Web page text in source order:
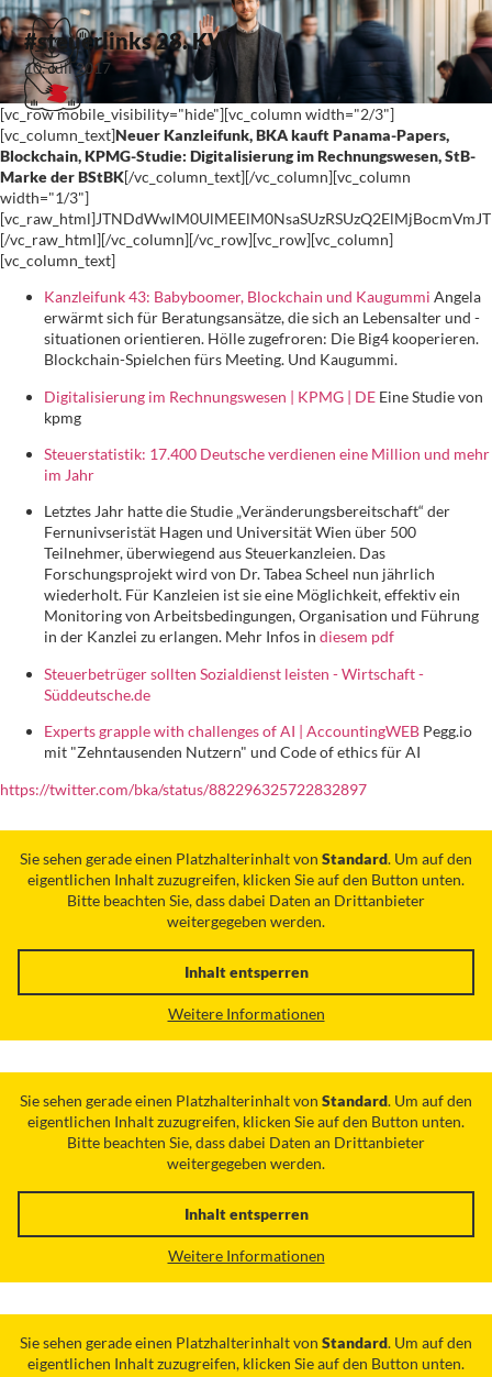
#steuerlinks 28. KW
10. Juli 2017
[vc_row mobile_visibility="hide"][vc_column width="2/3"]
[vc_column_text]Neuer Kanzleifunk, BKA kauft Panama-Papers,
Blockchain, KPMG-Studie: Digitalisierung im Rechnungswesen, StB-
Marke der BStBK[/vc_column_text][/vc_column][vc_column
width="1/3"]
[/vc_raw_html][/vc_column][/vc_row][vc_row][vc_column]
[vc_column_text]
Kanzleifunk 43: Babyboomer, Blockchain und Kaugummi Angela
erwärmt sich für Beratungsansätze, die sich an Lebensalter und -
situationen orientieren. Hölle zugefroren: Die Big4 kooperieren.
Blockchain-Spielchen fürs Meeting. Und Kaugummi.
Digitalisierung im Rechnungswesen | KPMG | DE Eine Studie von
kpmg
Steuerstatistik: 17.400 Deutsche verdienen eine Million und mehr
im Jahr
Letztes Jahr hatte die Studie „Veränderungsbereitschaft“ der
Fernunivseristät Hagen und Universität Wien über 500
Teilnehmer, überwiegend aus Steuerkanzleien. Das
Forschungsprojekt wird von Dr. Tabea Scheel nun jährlich
wiederholt. Für Kanzleien ist sie eine Möglichkeit, effektiv ein
Monitoring von Arbeitsbedingungen, Organisation und Führung
in der Kanzlei zu erlangen. Mehr Infos in diesem pdf
Steuerbetrüger sollten Sozialdienst leisten - Wirtschaft -
Süddeutsche.de
Experts grapple with challenges of AI | AccountingWEB Pegg.io
mit "Zehntausenden Nutzern" und Code of ethics für AI
https://twitter.com/bka/status/882296325722832897
Sie sehen gerade einen Platzhalterinhalt von Standard. Um auf den
eigentlichen Inhalt zuzugreifen, klicken Sie auf den Button unten.
Bitte beachten Sie, dass dabei Daten an Drittanbieter
weitergegeben werden.
Inhalt entsperren
Weitere Informationen
Sie sehen gerade einen Platzhalterinhalt von Standard. Um auf den
eigentlichen Inhalt zuzugreifen, klicken Sie auf den Button unten.
Bitte beachten Sie, dass dabei Daten an Drittanbieter
weitergegeben werden.
Inhalt entsperren
Weitere Informationen
Sie sehen gerade einen Platzhalterinhalt von Standard. Um auf den
eigentlichen Inhalt zuzugreifen, klicken Sie auf den Button unten.